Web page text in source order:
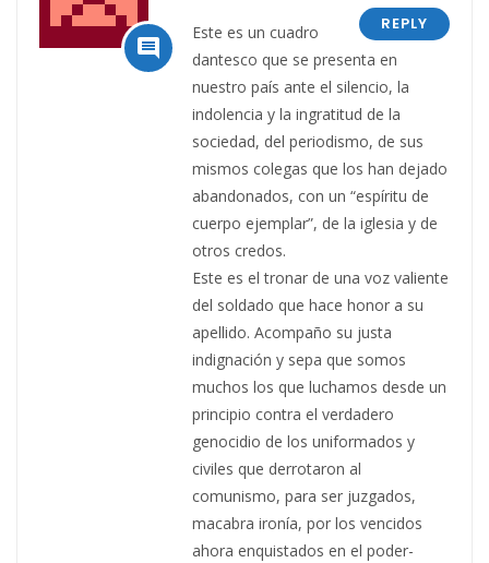

REPLY
Este es un cuadro
dantesco que se presenta en
nuestro país ante el silencio, la
indolencia y la ingratitud de la
sociedad, del periodismo, de sus
mismos colegas que los han dejado
abandonados, con un “espíritu de
cuerpo ejemplar”, de la iglesia y de
otros credos.
Este es el tronar de una voz valiente
del soldado que hace honor a su
apellido. Acompaño su justa
indignación y sepa que somos
muchos los que luchamos desde un
principio contra el verdadero
genocidio de los uniformados y
civiles que derrotaron al
comunismo, para ser juzgados,
macabra ironía, por los vencidos
ahora enquistados en el poder-